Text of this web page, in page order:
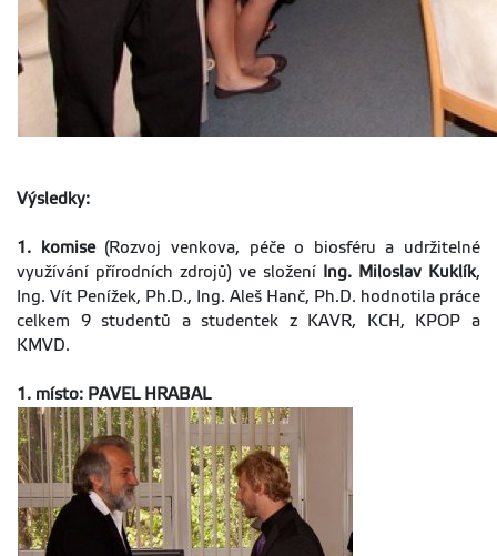
Výsledky:
1. komise(Rozvoj venkova, péče o biosféru a udržitelné
využívání přírodních zdrojů) ve složení
Ing. Miloslav Kuklík,
Ing. Vít Penížek, Ph.D., Ing. Aleš Hanč, Ph.D. hodnotila práce
celkem 9 studentů a studentek z KAVR, KCH, KPOP a
KMVD.
1. místo: PAVEL HRABAL